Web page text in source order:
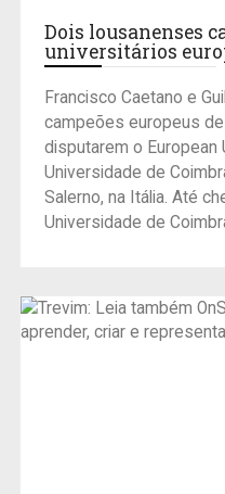
Dois lousanenses
universitários
Francisco Caetano e
campeões europeus
disputarem o European
Universidade de
Salerno, na Itália. Até
Universidade de